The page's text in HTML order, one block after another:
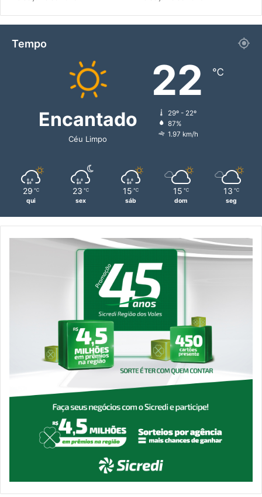
Tempo
Encantado
Céu Limpo
22 ℃
29º - 22º
87%
1.97 km/h
29 ℃
qui
23 ℃
sex
15 ℃
sáb
15 ℃
dom
13 ℃
seg